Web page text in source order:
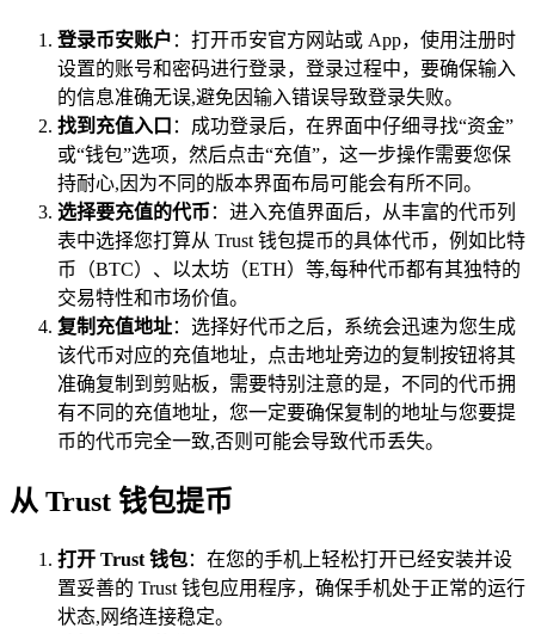
登录币安账户 ：打开币安官方网站或 App，使用注册时
设置的账号和密码进行登录，登录过程中，要确保输入
的信息准确无误,避免因输入错误导致登录失败。
找到充值入口 ：成功登录后，在界面中仔细寻找“资金”
或“钱包”选项，然后点击“充值”，这一步操作需要您保
持耐心,因为不同的版本界面布局可能会有所不同。
选择要充值的代币 ：进入充值界面后，从丰富的代币列
表中选择您打算从 Trust 钱包提币的具体代币，例如比特
币（BTC）、以太坊（ETH）等,每种代币都有其独特的
交易特性和市场价值。
复制充值地址：选择好代币之后，系统会迅速为您生成
该代币对应的充值地址，点击地址旁边的复制按钮将其
准确复制到剪贴板，需要特别注意的是，不同的代币拥
有不同的充值地址，您一定要确保复制的地址与您要提
币的代币完全一致,否则可能会导致代币丢失。
从 Trust 钱包提币
打开 Trust 钱包：在您的手机上轻松打开已经安装并设
置妥善的 Trust 钱包应用程序，确保手机处于正常的运行
状态,网络连接稳定。